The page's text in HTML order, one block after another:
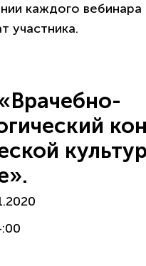
каждого вебинара
участника.